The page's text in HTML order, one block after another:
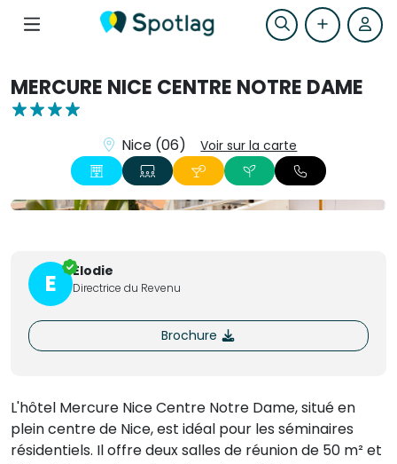
MERCURE NICE CENTRE NOTRE DAME
Nice (06) Voir sur la carte
E Elodie
Directrice du Revenu
Brochure
L'hôtel Mercure Nice Centre Notre Dame, situé en
plein centre de Nice, est idéal pour les séminaires
résidentiels. Il offre deux salles de réunion de 50 m² et